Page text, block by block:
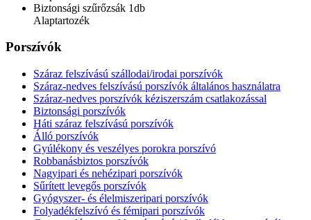
Biztonsági szűrőzsák 1db
Alaptartozék
Porszívók
Száraz felszívású szállodai/irodai porszívók
Száraz-nedves felszívású porszívók általános használatra
Száraz-nedves porszívók kéziszerszám csatlakozással
Biztonsági porszívók
Háti száraz felszívású porszívók
Álló porszívók
Gyúlékony és veszélyes porokra porszívó
Robbanásbiztos porszívók
Nagyipari és nehézipari porszívók
Sűrített levegős porszívók
Gyógyszer- és élelmiszeripari porszívók
Folyadékfelszívó és fémipari porszívók